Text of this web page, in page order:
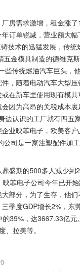
房需求激增，租金涨
订单锐减，营业额大
技术的迅猛发展，传
金模具制造的德维克
传统燃油汽车巨头，
，随着电动汽车大型
在新车里使用现有模
因为高昂的关税成本裹
边认识的工厂就有四五
业映菲电子，欧美客
司是一家注塑配件加
盛期的500多人减少到
菲电子公司今年已开
部分，为了生存，他
季度GDP增长2%，东
39%，达3667.33亿元
拉美等。